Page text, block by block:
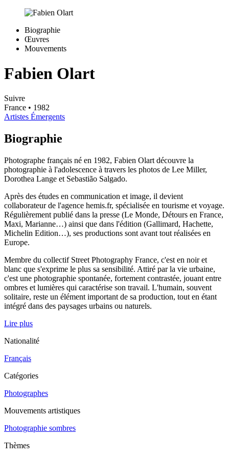
Biographie
Œuvres
Mouvements
Fabien Olart
Suivre
France • 1982
Artistes Émergents
Biographie
Photographe français né en 1982, Fabien Olart découvre la
photographie à l'adolescence à travers les photos de Lee Miller,
Dorothea Lange et Sebastião Salgado.
Après des études en communication et image, il devient
collaborateur de l'agence hemis.fr, spécialisée en tourisme et voyage.
Régulièrement publié dans la presse (Le Monde, Détours en France,
Maxi, Marianne…) ainsi que dans l'édition (Gallimard, Hachette,
Michelin Edition…), ses productions sont avant tout réalisées en
Europe.
Membre du collectif Street Photography France, c'est en noir et
blanc que s'exprime le plus sa sensibilité. Attiré par la vie urbaine,
c'est une photographie spontanée, fortement contrastée, jouant entre
ombres et lumières qui caractérise son travail. L'humain, souvent
solitaire, reste un élément important de sa production, tout en étant
intégré dans des paysages urbains ou naturels.
Lire plus
Nationalité
Français
Catégories
Photographes
Mouvements artistiques
Photographie sombres
Thèmes